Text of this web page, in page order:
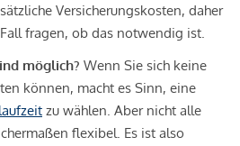
Versicherungskosten, daher
fragen, ob das notwendig ist.
möglich? Wenn Sie sich keine
können, macht es Sinn, eine
zu wählen. Aber nicht alle
flexibel. Es ist also